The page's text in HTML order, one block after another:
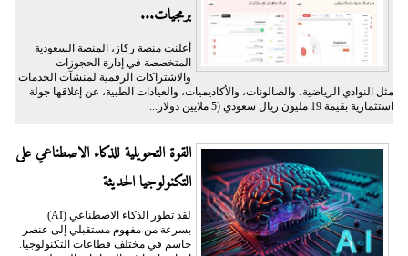
برمجيات...
أعلنت منصة ركاز، المنصة السعودية
المتخصصة في إدارة الحجوزات
والاشتراكات الرقمية لمنشآت الخدمات
مثل النوادي الرياضية، والصالونات، والأكاديميات، والعيادات الطبية، عن إغلاقها جولة
استثمارية بقيمة 19 مليون ريال سعودي (5 ملايين دولار...
القوة التحويلية للذكاء الاصطناعي على
التكنولوجيا الحديثة
لقد تطور الذكاء الاصطناعي (AI)
بسرعة من مفهوم مستقبلي إلى عنصر
حاسم في مختلف قطاعات التكنولوجيا.